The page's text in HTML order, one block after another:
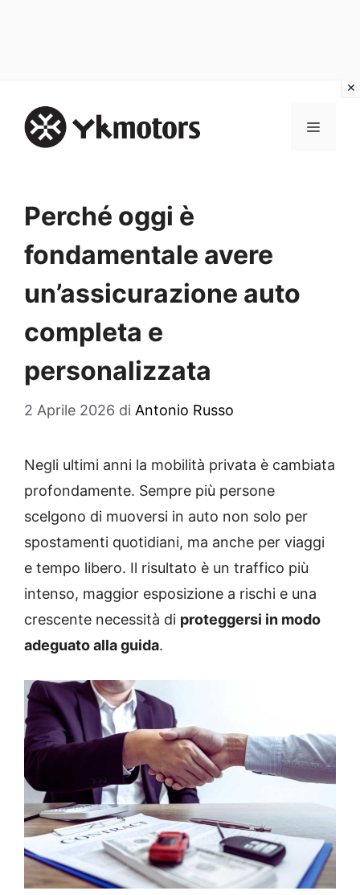
contenuto
MENU
Perché oggi è
fondamentale avere
un’assicurazione auto
completa e
personalizzata
2 Aprile 2026 di Antonio Russo
Negli ultimi anni la mobilità privata è cambiata
profondamente. Sempre più persone
scelgono di muoversi in auto non solo per
spostamenti quotidiani, ma anche per viaggi
e tempo libero. Il risultato è un traffico più
intenso, maggior esposizione a rischi e una
crescente necessità di proteggersi in modo
adeguato alla guida.